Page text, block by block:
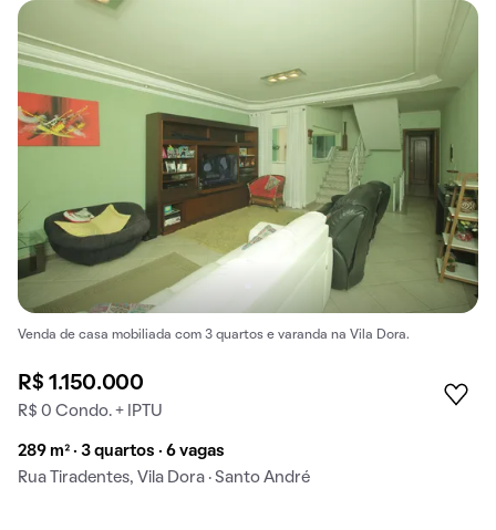
Venda de casa mobiliada com 3 quartos e varanda na Vila Dora.
R$ 1.150.000
R$ 0 Condo. + IPTU
289 m² · 3 quartos · 6 vagas
Rua Tiradentes, Vila Dora · Santo André